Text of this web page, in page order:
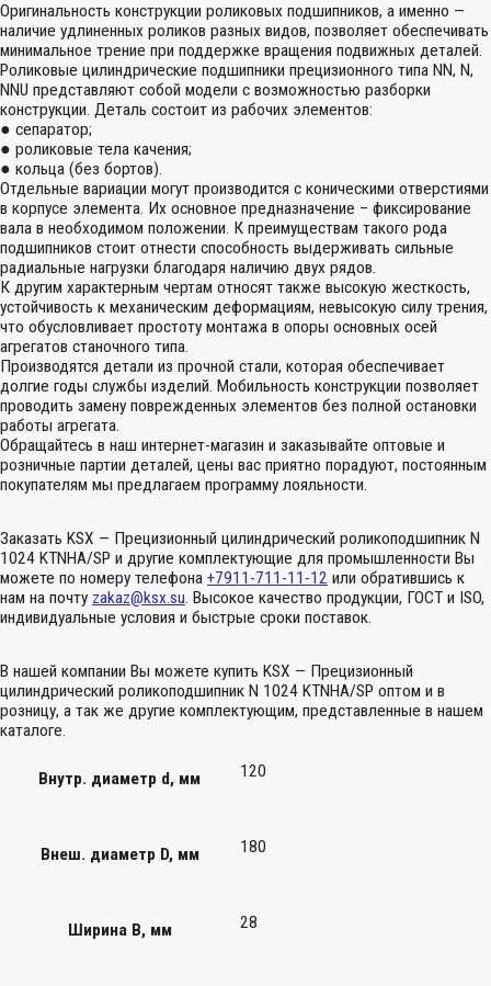
Оригинальность конструкции роликовых подшипников, а именно —
наличие удлиненных роликов разных видов, позволяет обеспечивать
минимальное трение при поддержке вращения подвижных деталей.
Роликовые цилиндрические подшипники прецизионного типа NN, N,
NNU представляют собой модели с возможностью разборки
конструкции. Деталь состоит из рабочих элементов:
● сепаратор;
● роликовые тела качения;
● кольца (без бортов).
Отдельные вариации могут производится с коническими отверстиями
в корпусе элемента. Их основное предназначение – фиксирование
вала в необходимом положении. К преимуществам такого рода
подшипников стоит отнести способность выдерживать сильные
радиальные нагрузки благодаря наличию двух рядов.
К другим характерным чертам относят также высокую жесткость,
устойчивость к механическим деформациям, невысокую силу трения,
что обусловливает простоту монтажа в опоры основных осей
агрегатов станочного типа.
Производятся детали из прочной стали, которая обеспечивает
долгие годы службы изделий. Мобильность конструкции позволяет
проводить замену поврежденных элементов без полной остановки
работы агрегата.
Обращайтесь в наш интернет-магазин и заказывайте оптовые и
розничные партии деталей, цены вас приятно порадуют, постоянным
покупателям мы предлагаем программу лояльности.
Заказать KSX — Прецизионный цилиндрический роликоподшипник N
1024 KTNHA/SP и другие комплектующие для промышленности Вы
можете по номеру телефона +7911-711-11-12 или обратившись к
нам на почту zakaz@ksx.su. Высокое качество продукции, ГОСТ и ISO,
индивидуальные условия и быстрые сроки поставок.
В нашей компании Вы можете купить KSX — Прецизионный
цилиндрический роликоподшипник N 1024 KTNHA/SP оптом и в
розницу, а так же другие комплектующим, представленные в нашем
каталоге.
Внутр. диаметр d, мм 120
Внеш. диаметр D, мм 180
Ширина B, мм 28